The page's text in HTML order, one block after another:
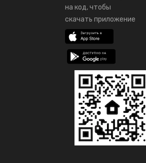
на код, чтобы
скачать приложение